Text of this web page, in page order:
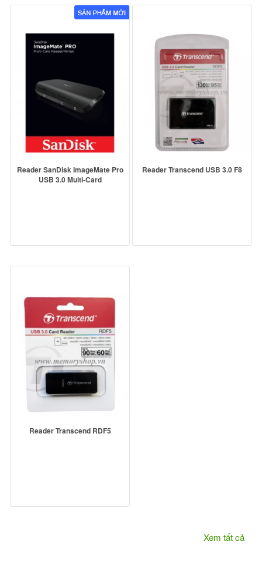
Reader SanDisk ImageMate Pro
USB 3.0 Multi-Card
Reader Transcend USB 3.0 F8
Reader Transcend RDF5
Xem tất cả